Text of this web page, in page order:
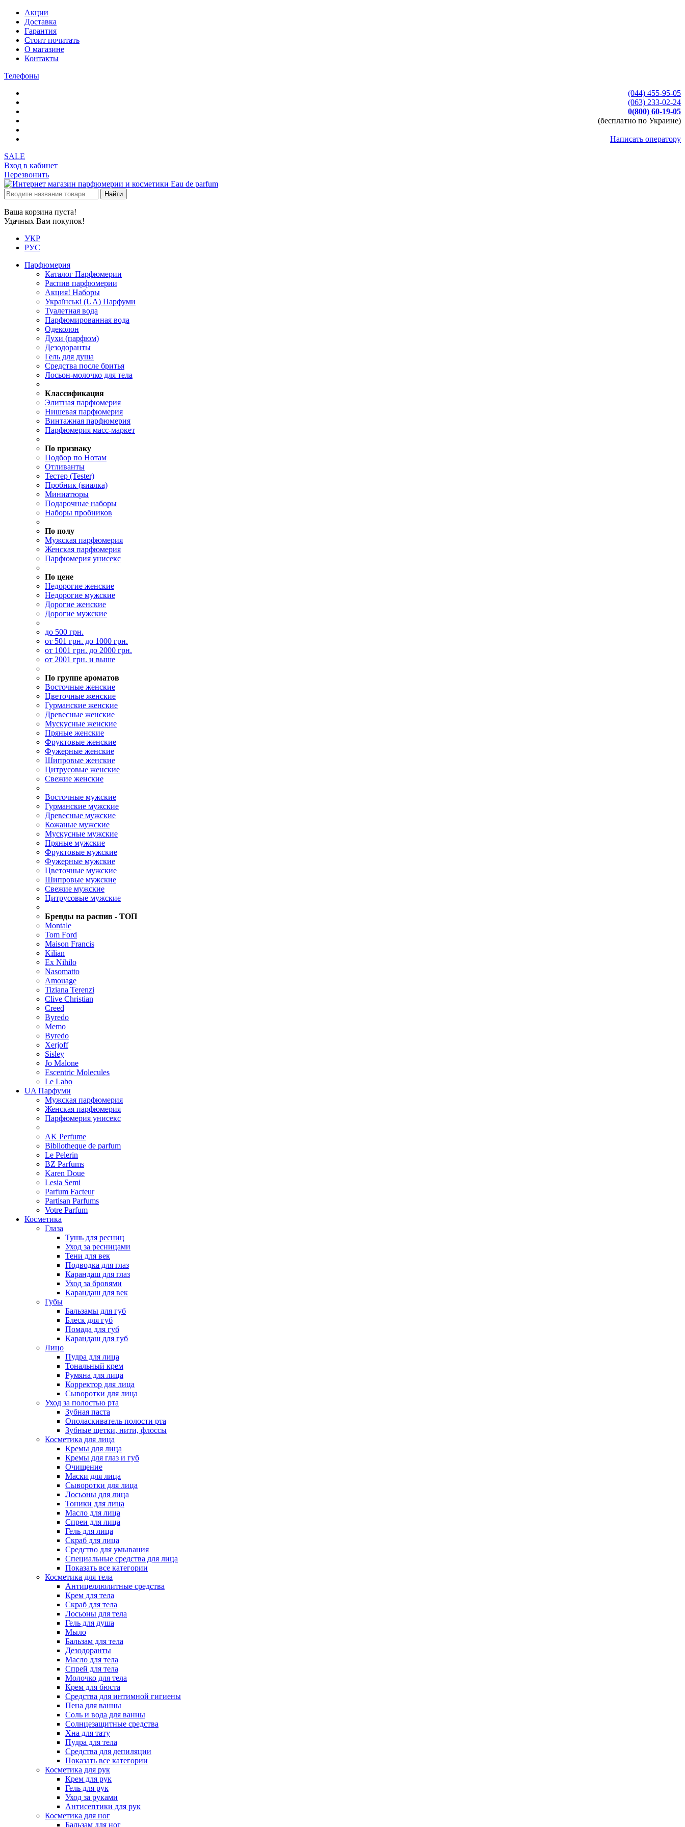
Акции
Доставка
Гарантия
Стоит почитать
О магазине
Контакты
Телефоны
(044) 455-95-05
(063) 233-02-24
0(800) 60-19-05
(бесплатно по Украине)
Написать оператору
SALE
Вход в кабинет
Перезвонить
Найти
Ваша корзина пуста!
Удачных Вам покупок!
УКР
РУС
Парфюмерия
Каталог Парфюмерии
Распив парфюмерии
Акция! Наборы
Українські (UA) Парфуми
Туалетная вода
Парфюмированная вода
Одеколон
Духи (парфюм)
Дезодоранты
Гель для душа
Средства после бритья
Лосьон-молочко для тела
Классификация
Элитная парфюмерия
Нишевая парфюмерия
Винтажная парфюмерия
Парфюмерия масс-маркет
По признаку
Подбор по Нотам
Отливанты
Тестер (Tester)
Пробник (виалка)
Миниатюры
Подарочные наборы
Наборы пробников
По полу
Мужская парфюмерия
Женская парфюмерия
Парфюмерия унисекс
По цене
Недорогие женские
Недорогие мужские
Дорогие женские
Дорогие мужские
до 500 грн.
от 501 грн. до 1000 грн.
от 1001 грн. до 2000 грн.
от 2001 грн. и выше
По группе ароматов
Восточные женские
Цветочные женские
Гурманские женские
Древесные женские
Мускусные женские
Пряные женские
Фруктовые женские
Фужерные женские
Шипровые женские
Цитрусовые женские
Свежие женские
Восточные мужские
Гурманские мужские
Древесные мужские
Кожаные мужские
Мускусные мужские
Пряные мужские
Фруктовые мужские
Фужерные мужские
Цветочные мужские
Шипровые мужские
Свежие мужские
Цитрусовые мужские
Бренды на распив - ТОП
Montale
Tom Ford
Maison Francis
Kilian
Ex Nihilo
Nasomatto
Amouage
Tiziana Terenzi
Clive Christian
Creed
Byredo
Memo
Byredo
Xerjoff
Sisley
Jo Malone
Escentric Molecules
Le Labo
UA Парфуми
Мужская парфюмерия
Женская парфюмерия
Парфюмерия унисекс
AK Perfume
Bibliotheque de parfum
Le Pelerin
BZ Parfums
Karen Doue
Lesia Semi
Parfum Facteur
Partisan Parfums
Votre Parfum
Косметика
Глаза
Тушь для ресниц
Уход за ресницами
Тени для век
Подводка для глаз
Карандаш для глаз
Уход за бровями
Карандаш для век
Губы
Бальзамы для губ
Блеск для губ
Помада для губ
Карандаш для губ
Лицо
Пудра для лица
Тональный крем
Румяна для лица
Корректор для лица
Сыворотки для лица
Уход за полостью рта
Зубная паста
Ополаскиватель полости рта
Зубные щетки, нити, флоссы
Косметика для лица
Кремы для лица
Кремы для глаз и губ
Очищение
Маски для лица
Сыворотки для лица
Лосьоны для лица
Тоники для лица
Масло для лица
Спреи для лица
Гель для лица
Скраб для лица
Средство для умывания
Специальные средства для лица
Показать все категории
Косметика для тела
Антицеллюлитные средства
Крем для тела
Скраб для тела
Лосьоны для тела
Гель для душа
Мыло
Бальзам для тела
Дезодоранты
Масло для тела
Спрей для тела
Молочко для тела
Крем для бюста
Средства для интимной гигиены
Пена для ванны
Соль и вода для ванны
Солнцезащитные средства
Хна для тату
Пудра для тела
Средства для депиляции
Показать все категории
Косметика для рук
Крем для рук
Гель для рук
Уход за руками
Антисептики для рук
Косметика для ног
Бальзам для ног